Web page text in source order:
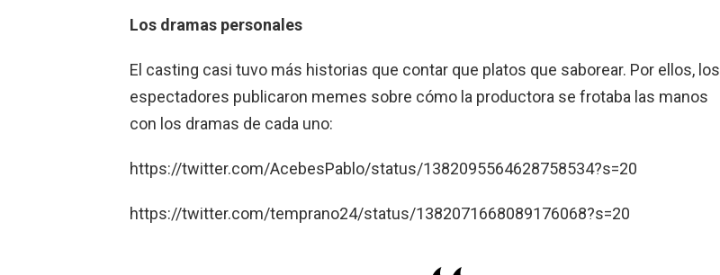
Los dramas personales
El casting casi tuvo más historias que contar que platos que saborear. Por ellos, los
espectadores publicaron memes sobre cómo la productora se frotaba las manos
con los dramas de cada uno:
https://twitter.com/AcebesPablo/status/1382095564628758534?s=20
https://twitter.com/temprano24/status/1382071668089176068?s=20